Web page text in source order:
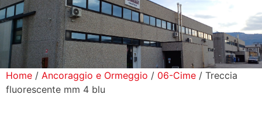
Prodotti
Home / Ancoraggio e Ormeggio / 06-Cime / Treccia
fluorescente mm 4 blu